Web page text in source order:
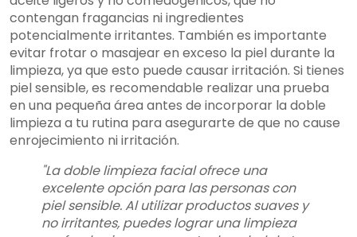
contengan fragancias ni ingredientes
potencialmente irritantes. También es importante
evitar frotar o masajear en exceso la piel durante la
limpieza, ya que esto puede causar irritación. Si tienes
piel sensible, es recomendable realizar una prueba
en una pequeña área antes de incorporar la doble
limpieza a tu rutina para asegurarte de que no cause
enrojecimiento ni irritación.
"La doble limpieza facial ofrece una
excelente opción para las personas con
piel sensible. Al utilizar productos suaves y
no irritantes, puedes lograr una limpieza